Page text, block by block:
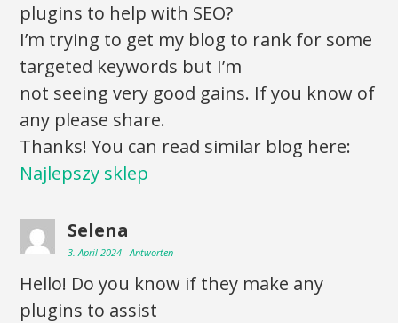
plugins to help with SEO?
I’m trying to get my blog to rank for some
targeted keywords but I’m
not seeing very good gains. If you know of
any please share.
Thanks! You can read similar blog here:
Najlepszy sklep
Selena
3. April 2024 Antworten
Hello! Do you know if they make any
plugins to assist